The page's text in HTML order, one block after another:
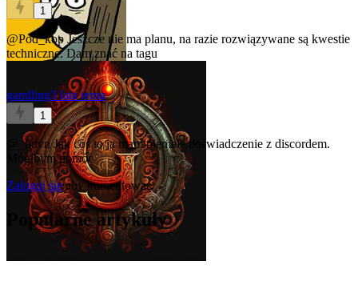
1
@Pod_kopJeszcze nie ma planu, na razie rozwiązywane są kwestie
techniczne. Dam znać na tagu
gamlling3 lata temu
1
@_hdvnJak coś to ja mam niemałe doświadczenie z discordem.
Mógłbym pomóc
Zaloguj sięaby komentować
Popularne artykuły